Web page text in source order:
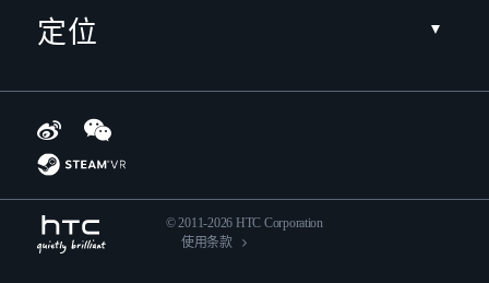
定位
© 2011-2026 HTC Corporation
使用条款